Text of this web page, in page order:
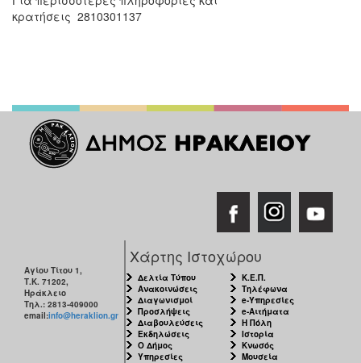
κρατήσεις 2810301137
Αγίου Τίτου 1,
Τ.Κ. 71202,
Ηράκλειο
Τηλ.: 2813-409000
email:info@heraklion.gr
Χάρτης Ιστοχώρου
Δελτία Τύπου
Ανακοινώσεις
Διαγωνισμοί
Προσλήψεις
Διαβουλεύσεις
Εκδηλώσεις
Ο Δήμος
Υπηρεσίες
Κ.Ε.Π.
Τηλέφωνα
e-Υπηρεσίες
e-Αιτήματα
Η Πόλη
Ιστορία
Κνωσός
Μουσεία